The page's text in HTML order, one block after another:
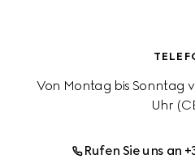
Von Montag bis Sonntag
Uhr
Rufen Sie uns an